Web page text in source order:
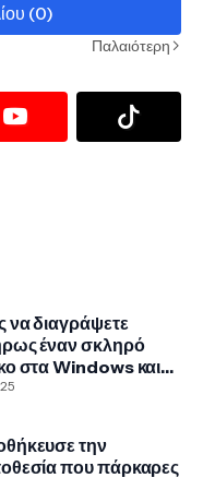
(0)
Παλαιότερη
να διαγράψετε
έναν σκληρό
στα Windows και
εργαλείο DBAN
την
που πάρκαρες